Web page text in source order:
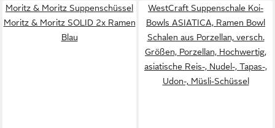
Moritz & Moritz Suppenschüssel
Moritz & Moritz SOLID 2x Ramen
Blau
WestCraft Suppenschale Koi-
Bowls ASIATICA, Ramen Bowl
Schalen aus Porzellan, versch.
Größen, Porzellan, Hochwertig,
asiatische Reis-, Nudel-, Tapas-,
Udon-, Müsli-Schüssel